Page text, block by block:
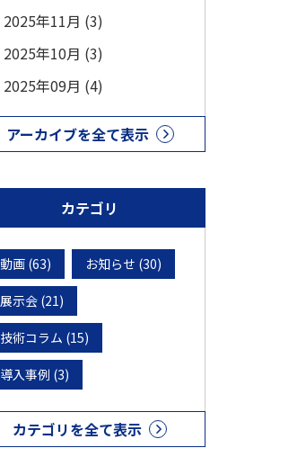
2025年11月 (3)
2025年10月 (3)
2025年09月 (4)
アーカイブを全て表示
カテゴリ
動画 (63) お知らせ (30)
展示会 (21)
技術コラム (15)
導入事例 (3)
カテゴリを全て表示